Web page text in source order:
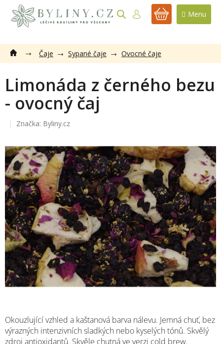
obsah
NÁKUPNÍ
Čaje Sypané čaje Ovocné čaje
Limonáda z černého bezu
- ovocný čaj
Značka: Byliny.cz
Okouzlující vzhled a kaštanová barva nálevu. Jemná chuť, bez
výrazných intenzivních sladkých nebo kyselých tónů. Skvělý
zdroj antioxidantů. Skvěle chutná ve verzi cold brew.